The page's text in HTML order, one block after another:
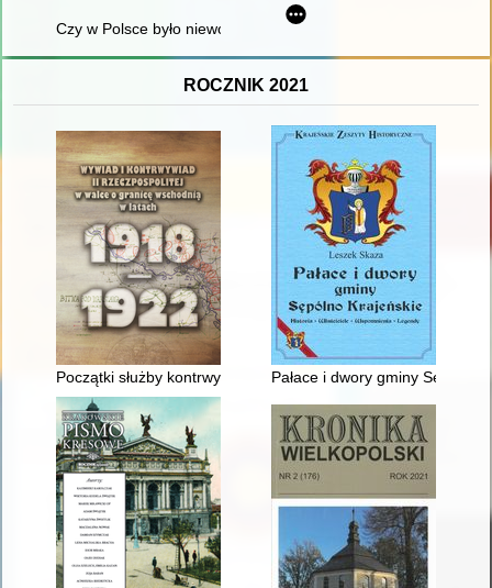
Czy w Polsce było niewolnictwo? : debata zorganizowana
ROCZNIK 2021
Początki służby kontrwywiadowczej i informacyjnej
Pałace i dwory gminy Sępólno